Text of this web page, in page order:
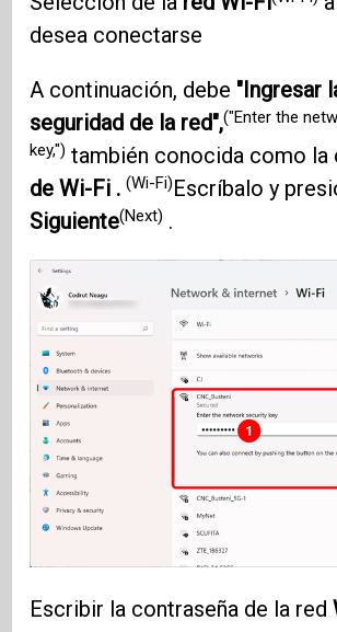
desea conectarse
A continuación, debe "Ingresar
seguridad de la red",("Enter the
key,") también conocida como la
de Wi-Fi .(Wi-Fi)Escríbalo y
Siguiente(Next) .
Escribir la contraseña de la red